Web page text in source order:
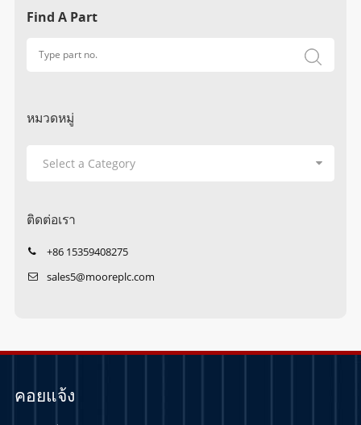
Find A Part
หมวดหมู่
ติดต่อเรา
+86 15359408275
sales5@mooreplc.com
คอยแจ้ง